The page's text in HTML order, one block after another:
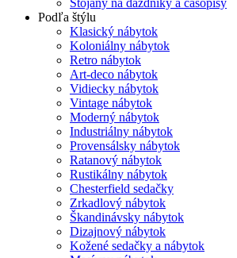
Stojany na dáždniky a časopisy
Podľa štýlu
Klasický nábytok
Koloniálny nábytok
Retro nábytok
Art-deco nábytok
Vidiecky nábytok
Vintage nábytok
Moderný nábytok
Industriálny nábytok
Provensálsky nábytok
Ratanový nábytok
Rustikálny nábytok
Chesterfield sedačky
Zrkadlový nábytok
Škandinávsky nábytok
Dizajnový nábytok
Kožené sedačky a nábytok